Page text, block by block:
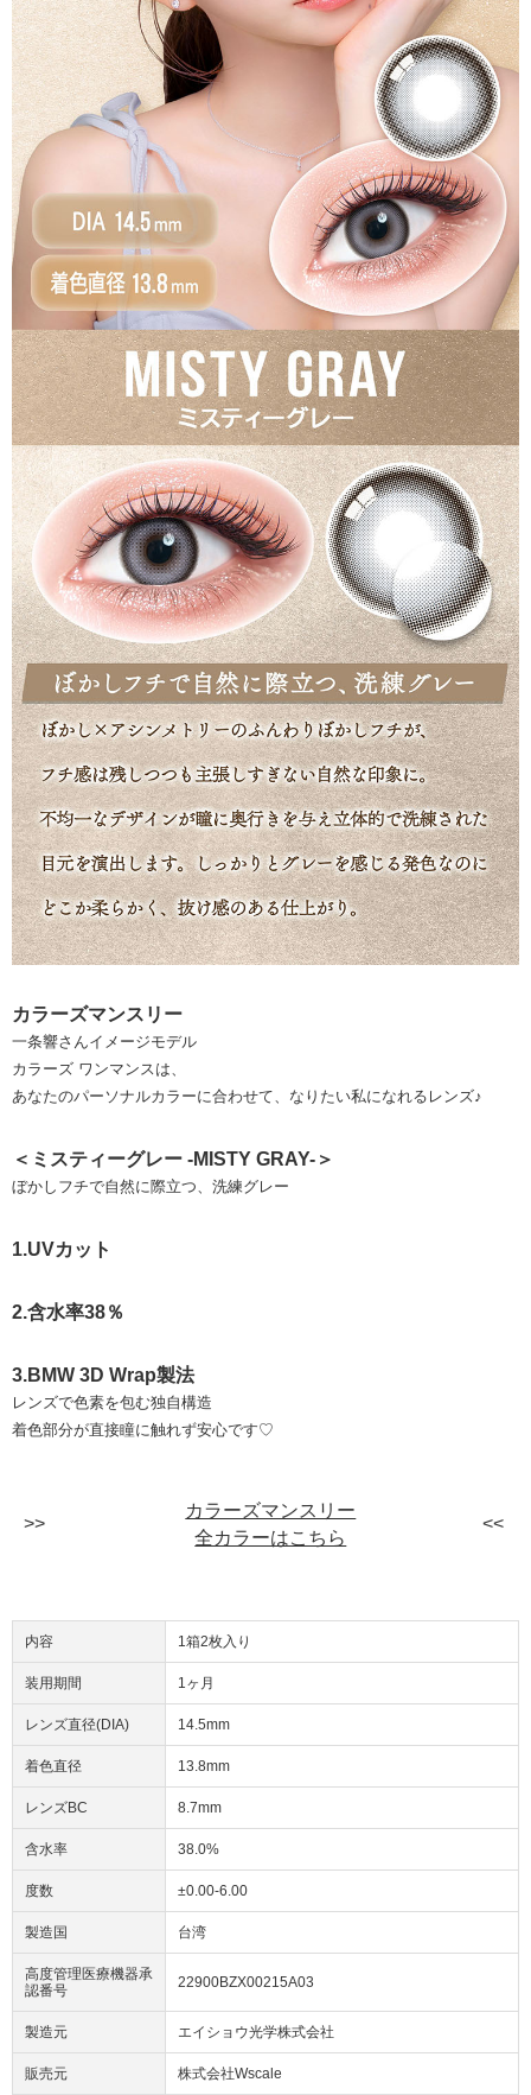
カラーズマンスリー
一条響さんイメージモデル
カラーズ ワンマンスは、
あなたのパーソナルカラーに合わせて、なりたい私になれるレンズ♪
＜ミスティーグレー -MISTY GRAY-＞
ぼかしフチで⾃然に際⽴つ、洗練グレー
1.UVカット
2.含水率38％
3.BMW 3D Wrap製法
レンズで色素を包む独自構造
着色部分が直接瞳に触れず安心です♡
カラーズマンスリー
全カラーはこちら
内容 1箱2枚入り
装用期間 1ヶ月
レンズ直径(DIA) 14.5mm
着色直径 13.8mm
レンズBC 8.7mm
含水率 38.0%
度数 ±0.00-6.00
製造国 台湾
高度管理医療機器承
認番号
22900BZX00215A03
製造元 エイショウ光学株式会社
販売元 株式会社Wscale